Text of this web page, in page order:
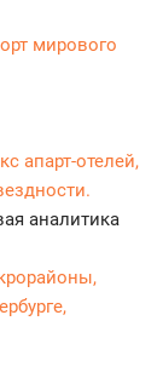
мирового
апарт-отелей,
аналитика